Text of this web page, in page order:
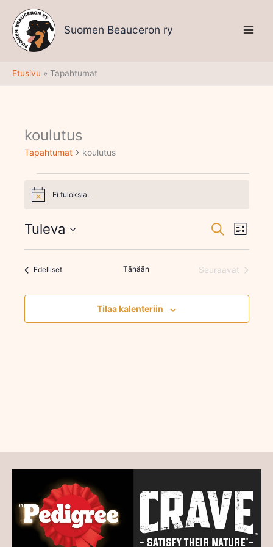
sisältöön
Suomen Beauceron ry
Etusivu Tapahtumat
koulutus
Tapahtumat koulutus
Tapahtumat
NoticeEi tuloksia.
Tapahtumat
Näkymät
Etsi Lista
Tuleva
EdellisetTapahtumat Tänään
Seuraavat
Tilaa kalenteriin